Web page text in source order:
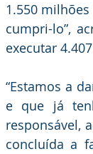
1.550
cumpri-lo”,
executar
“Estamos a
e que já
responsável,
concluída a